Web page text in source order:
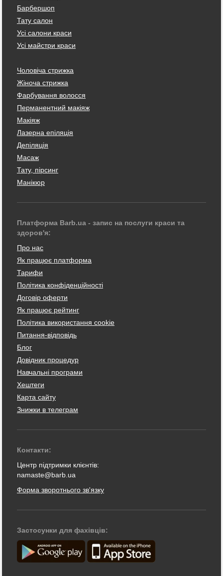
Барбершоп
Тату салон
Усі салони краси
Усі майстри краси
Чоловіча стрижка
Жіноча стрижка
Фарбування волосся
Перманентний макіяж
Макіяж
Лазерна епіляція
Депіляція
Масаж
Тату, пірсинг
Манікюр
Платформа Barb.ua - запис на послуги краси та
здоров'я:
Про нас
Як працює платформа
Тарифи
Політика конфіденційності
Договір оферти
Як працює рейтинг
Політика використання cookie
Питання-відповідь
Блог
Довідник процедур
Навчальні програми
Хештеги
Карта сайту
Знижки в телеграм
Контакти:
Центр підтримки клієнтів:
namaste@barb.ua
Форма зворотнього зв'язку
Застосунки для фахівців: